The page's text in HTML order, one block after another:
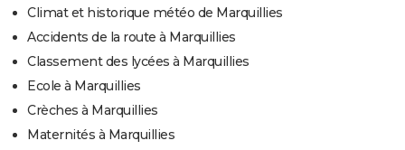
Climat et historique météo de Marquillies
Accidents de la route à Marquillies
Classement des lycées à Marquillies
Ecole à Marquillies
Crèches à Marquillies
Maternités à Marquillies